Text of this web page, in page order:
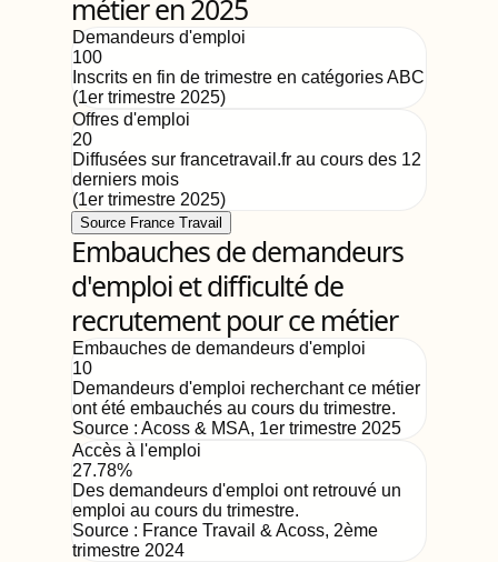
métier en 2025
Demandeurs d'emploi
100
Inscrits en fin de trimestre en catégories ABC
(1er trimestre 2025)
Offres d'emploi
20
Diffusées sur francetravail.fr au cours des 12
derniers mois
(1er trimestre 2025)
Source France Travail
Embauches de demandeurs
d'emploi et difficulté de
recrutement pour ce métier
Embauches de demandeurs d'emploi
10
Demandeurs d'emploi recherchant ce métier
ont été embauchés au cours du trimestre.
Source : Acoss & MSA, 1er trimestre 2025
Accès à l'emploi
27.78%
Des demandeurs d'emploi ont retrouvé un
emploi au cours du trimestre.
Source : France Travail & Acoss, 2ème
trimestre 2024